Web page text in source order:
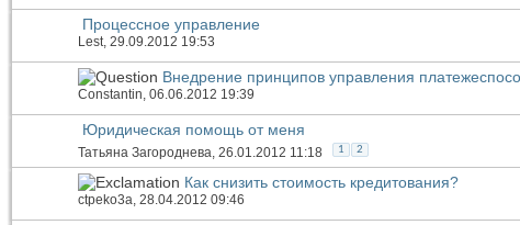
Процессное управление
Lest, 29.09.2012 19:53
Внедрение принципов управления
Constantin, 06.06.2012 19:39
Юридическая помощь от меня
Татьяна Загороднева, 26.01.2012 11:18 1 2
Как снизить стоимость кредитования?
ctpeko3a, 28.04.2012 09:46